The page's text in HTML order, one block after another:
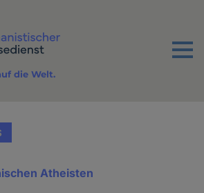
Menu
die Welt.
Atheisten